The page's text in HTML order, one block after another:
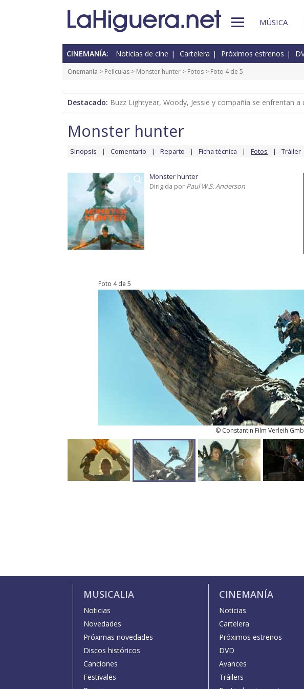
MÚSICA
CINEMANÍA: Noticias de cine Cartelera Próximos estrenos
Cinemanía > Películas > Monster hunter > Fotos > Foto 4 de 5
Destacado: Buzz Lightyear, Woody, Jessie y compañía se enfrentan
Monster hunter
Sinopsis Comentario Reparto Ficha técnica Fotos Tráiler
Monster hunter
Dirigida por Paul W.S. Anderson
Foto 4 de 5
© Constantin Film Verleih
MUSICALIA
Noticias
Novedades
Próximas novedades
Discos históricos
Canciones
Festivales
CINEMANÍA
Noticias
Cartelera
Próximos estrenos
DVD
Avances
Tráilers